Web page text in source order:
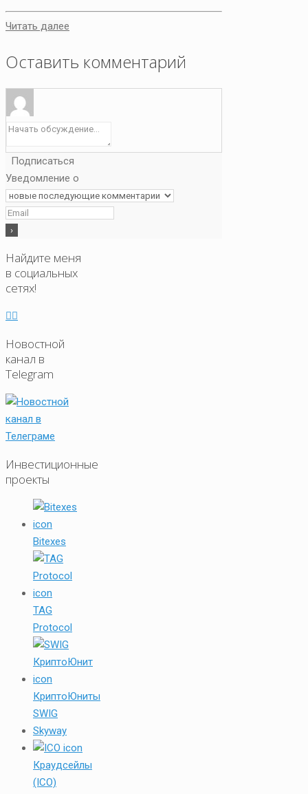
Читать далее
Оставить комментарий
Подписаться
Уведомление о
Найдите меня
в социальных
сетях!
Новостной
канал в
Telegram
Инвестиционные
проекты
Bitexes
TAG
Protocol
КриптоЮниты
SWIG
Skyway
Краудсейлы
(ICO)